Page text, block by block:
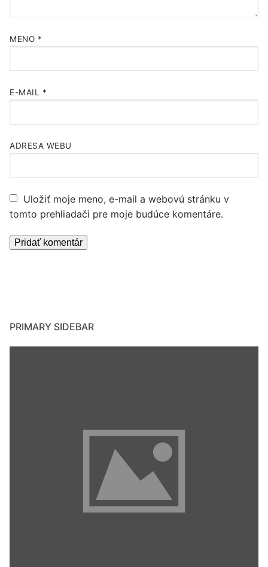
MENO *
E-MAIL *
ADRESA WEBU
Uložiť moje meno, e-mail a webovú stránku v
tomto prehliadači pre moje budúce komentáre.
PRIMARY SIDEBAR